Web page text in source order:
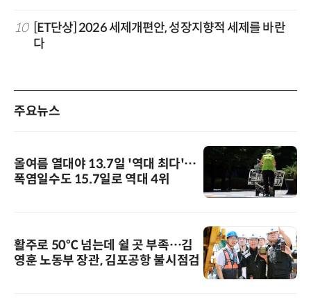
10 [ET단상] 2026 세제개편안, 성장지향적 세제를 바란
다
주요뉴스
올여름 열대야 13.7일 '역대 최다'…
폭염일수도 15.7일로 역대 4위
활주로 50℃ 넘는데 쉴 곳 부족…김
영훈 노동부 장관, 김포공항 불시점검